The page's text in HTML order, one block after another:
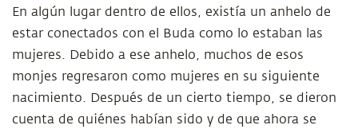
En algún lugar dentro de ellos, existía un anhelo de
estar conectados con el Buda como lo estaban las
mujeres. Debido a ese anhelo, muchos de esos
monjes regresaron como mujeres en su siguiente
nacimiento. Después de un cierto tiempo, se dieron
cuenta de quiénes habían sido y de que ahora se